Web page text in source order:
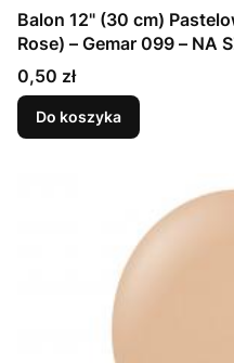
Balon 12" (30 cm)
Rose) – Gemar 099 – NA
Cena
0,50 zł
Do koszyka